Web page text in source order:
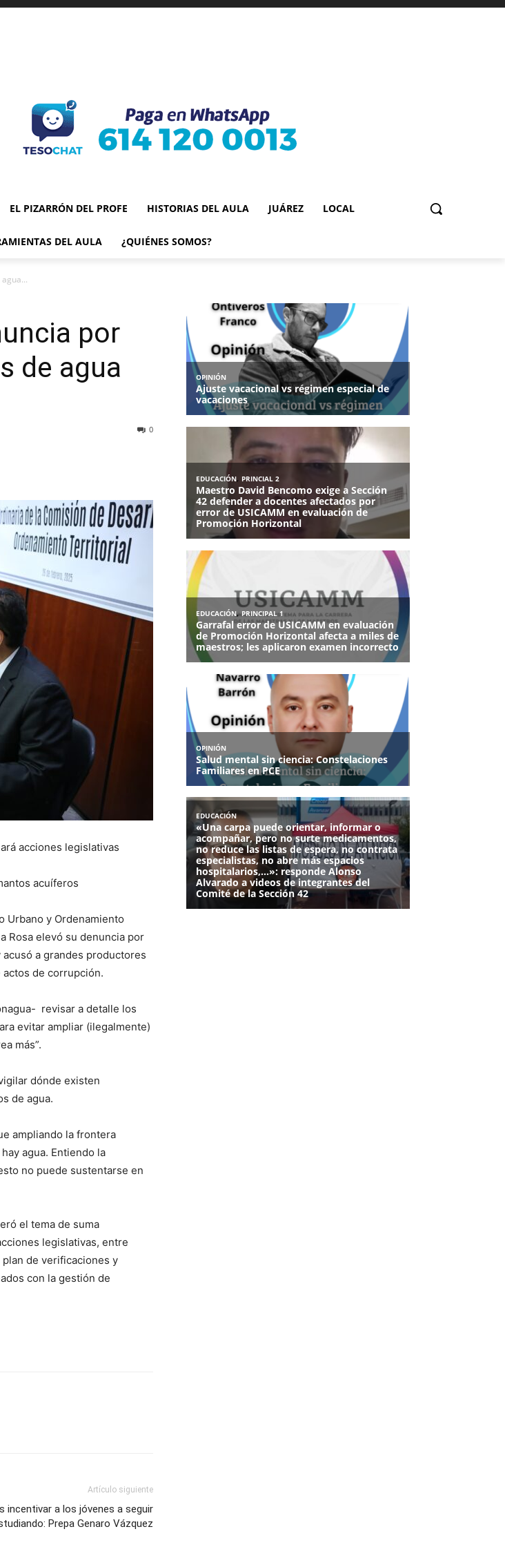
EL PIZARRÓN DEL PROFE HISTORIAS DEL AULA JUÁREZ LOCAL
DEL AULA ¿QUIÉNES SOMOS?
por
de agua
0
acciones legislativas
acuíferos
Urbano y Ordenamiento
Rosa elevó su denuncia por
a grandes productores
de corrupción.
revisar a detalle los
evitar ampliar (ilegalmente)
más”.
dónde existen
de agua.
ampliando la frontera
agua. Entiendo la
no puede sustentarse en
el tema de suma
legislativas, entre
de verificaciones y
con la gestión de
Artículo siguiente
incentivar a los jóvenes a seguir
Prepa Genaro Vázquez